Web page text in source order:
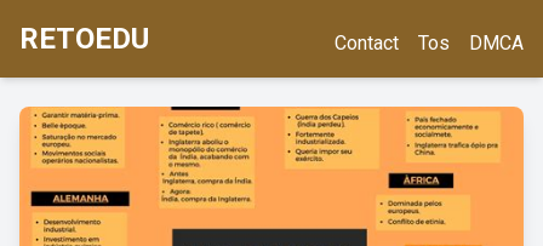
RETOEDU Contact Tos DMCA